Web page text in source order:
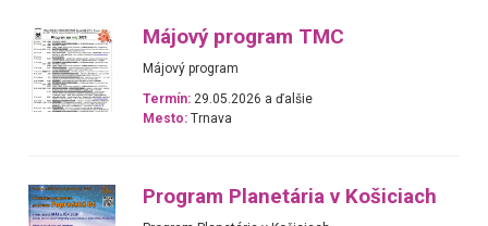
Májový program TMC
Májový program
Termín: 29.05.2026 a ďalšie
Mesto: Trnava
Program Planetária v Košiciach